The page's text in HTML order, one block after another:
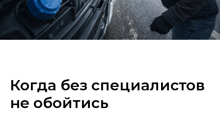
Когда без специалистов
не обойтись